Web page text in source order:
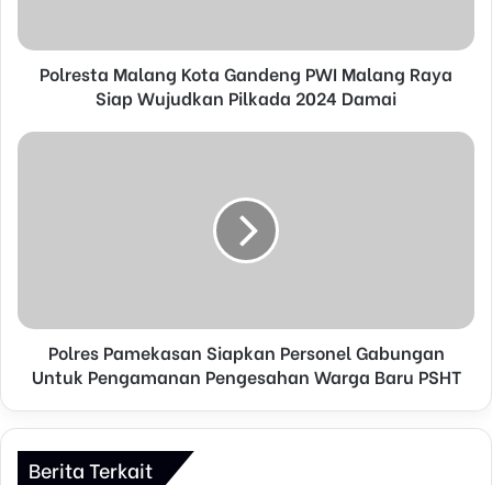
d
s
Polresta Malang Kota Gandeng PWI Malang Raya
Siap Wujudkan Pilkada 2024 Damai
Polres Pamekasan Siapkan Personel Gabungan
Untuk Pengamanan Pengesahan Warga Baru PSHT
Berita Terkait